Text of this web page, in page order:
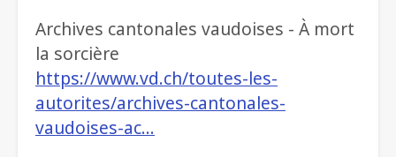
Archives cantonales vaudoises - À mort
la sorcière
https://www.vd.ch/toutes-les-
autorites/archives-cantonales-
vaudoises-ac…